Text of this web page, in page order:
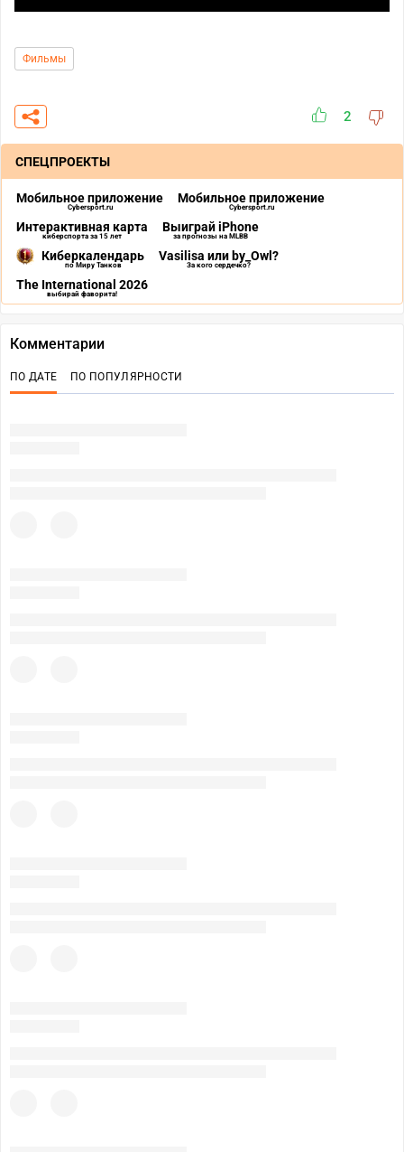
Фильмы
2
СПЕЦПРОЕКТЫ
Мобильное приложение
Cybersport.ru
Мобильное приложение
Cybersport.ru
Интерактивная карта
киберспорта за 15 лет
Выиграй iPhone
за прогнозы на MLBB
Киберкалендарь
по Миру Танков
Vasilisa или by_Owl?
За кого сердечко?
The International 2026
выбирай фаворита!
Комментарии
ПО ДАТЕ ПО ПОПУЛЯРНОСТИ